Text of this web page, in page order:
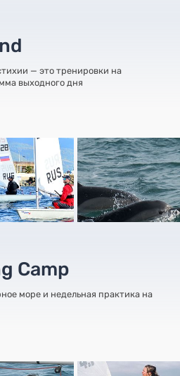
— это тренировки на
выходного дня
Camp
море и недельная практика на